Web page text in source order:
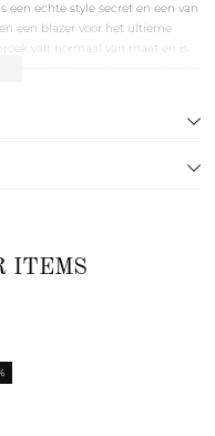
echte style secret en een van
een blazer voor het ultieme
valt normaal van maat en is
in onze Secret brand list. Dit
ITEMS